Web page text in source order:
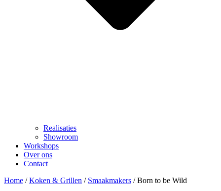
Realisaties
Showroom
Workshops
Over ons
Contact
Home /Koken & Grillen / Smaakmakers / Born to be Wild